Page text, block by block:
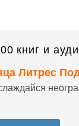
книг и
Литрес